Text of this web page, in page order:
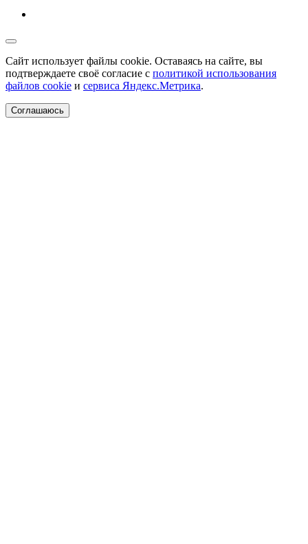
Сайт использует файлы cookie. Оставаясь на сайте, вы
подтверждаете своё согласие с политикой использования
файлов cookie и сервиса Яндекс.Метрика.
Соглашаюсь